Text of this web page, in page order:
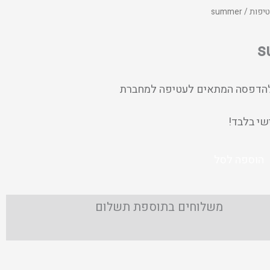
/ summer
להדפסה המתאים לעטיפה למחברת
בלבד!
משלוחים בתוספת תשלום